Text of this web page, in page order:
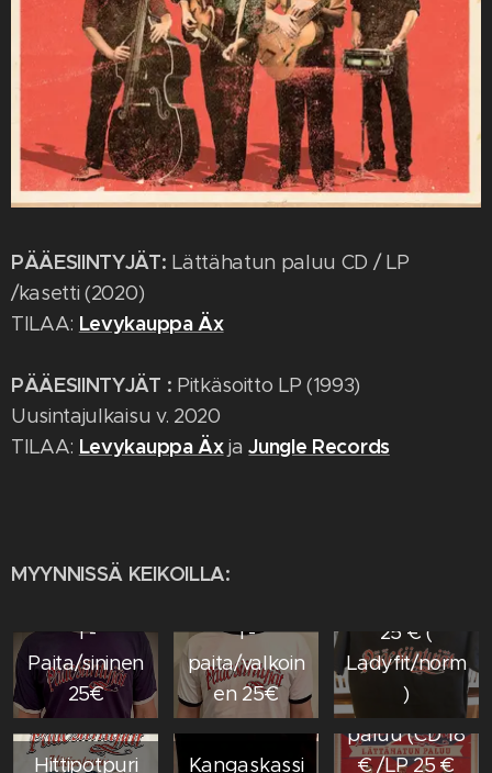
PÄÄESIINTYJÄT: Lättähatun paluu CD / LP
/kasetti (2020)
TILAA: Levykauppa Äx
PÄÄESIINTYJÄT : Pitkäsoitto LP (1993)
Uusintajulkaisu v. 2020
TILAA: Levykauppa Äx ja Jungle Records
MYYNNISSÄ KEIKOILLA:
T-
Paita/sininen
25€
T-
paita/valkoin
en 25€
25 € (
Ladyfit/norm
)
Hittipotpuri Kangaskassi
Lättähatun
paluu (CD 18
€ /LP 25 €